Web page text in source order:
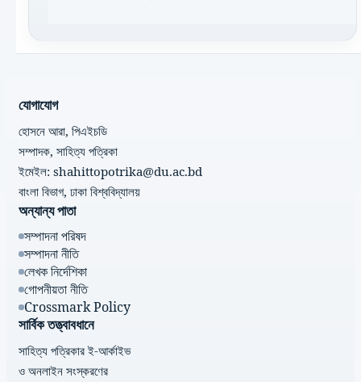
যোগাযোগ
হোসনে আরা, পিএইচডি
সম্পাদক, সাহিত্য পত্রিকা
ইমেইল: shahittopotrika@du.ac.bd
বাংলা বিভাগ, ঢাকা বিশ্ববিদ্যালয়
অন্যান্য পাতা
সম্পাদনা পরিষদ
সম্পাদনা নীতি
লেখক নির্দেশিকা
গোপনীয়তা নীতি
Crossmark Policy
সার্বিক তত্ত্বাবধানে
সাহিত্য পত্রিকার ই-আর্কাইভ
ও অনলাইন সংস্করণের